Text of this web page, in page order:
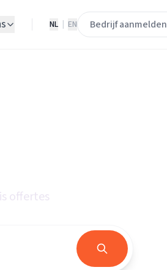
NL EN Bedrijf aanmelden
offertes